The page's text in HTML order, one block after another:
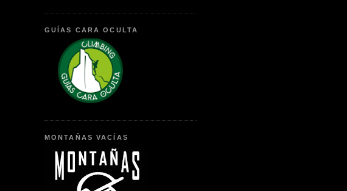
GUÍAS CARA OCULTA
MONTAÑAS VACÍAS